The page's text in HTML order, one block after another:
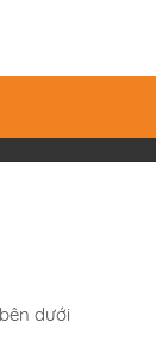
dưới